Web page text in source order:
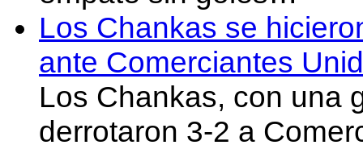
Los Chankas se
ante Comerciantes
Los Chankas, con una
derrotaron 3-2 a